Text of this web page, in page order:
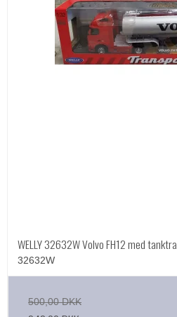
WELLY 32632W Volvo FH12 med
32632W
500,00 DKK